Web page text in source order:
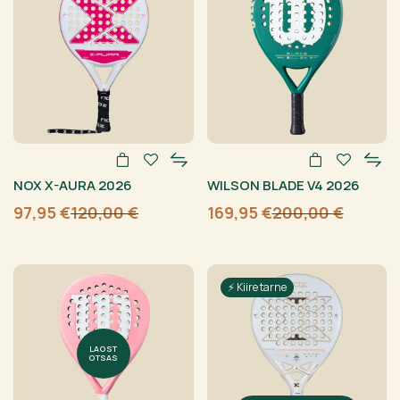
NOX X-AURA 2026
120,00€
Algne
120,00 €.
97,95€
Current
97,95 €.
WILSON BLADE V4 2026
200,00€
Algne
200,00 €.
169,95€
Current
169,95 €.
LAOST
OTSAS
⚡ Kiire tarne